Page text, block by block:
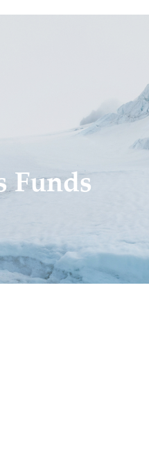
Funds